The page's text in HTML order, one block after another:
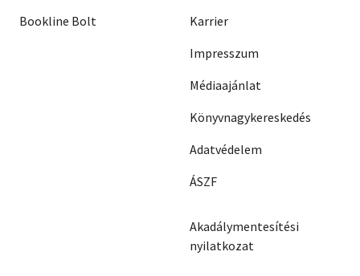
Bookline Bolt
Karrier
Impresszum
Médiaajánlat
Könyvnagykereskedés
Adatvédelem
ÁSZF
Akadálymentesítési
nyilatkozat